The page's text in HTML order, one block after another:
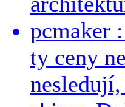
pcmaker
ty ceny